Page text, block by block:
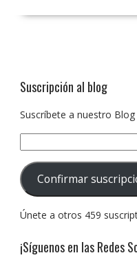
Suscripción al blog
Suscríbete a nuestro
de
correo
electrónico:
Confirmar
Únete a otros 459
¡Síguenos en las Redes